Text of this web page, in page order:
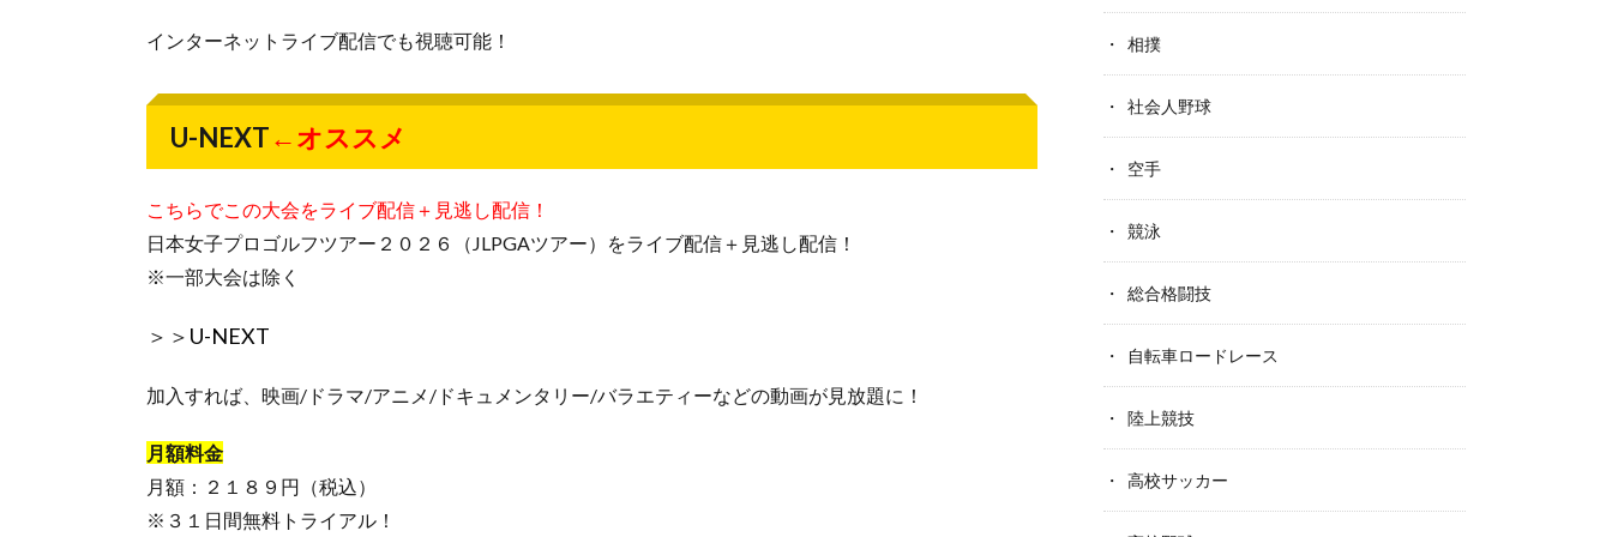
インターネットライブ配信でも視聴可能！
U-NEXT←オススメ
こちらでこの大会をライブ配信＋見逃し配信！
日本女子プロゴルフツアー２０２６（JLPGAツアー）をライブ配信＋見逃し配信！
※一部大会は除く
＞＞ U-NEXT
加入すれば、映画/ドラマ/アニメ/ドキュメンタリー/バラエティーなどの動画が見放題に！
月額料金
月額：２１８９円（税込）
※３１日間無料トライアル！
相撲
社会人野球
空手
競泳
総合格闘技
自転車ロードレース
陸上競技
高校サッカー